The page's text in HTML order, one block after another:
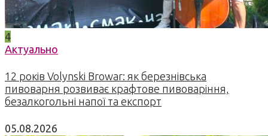
4
Актуально
12 років Volynski Browar: як березнівська
пивоварня розвиває крафтове пивоваріння,
безалкогольні напої та експорт
05.08.2026